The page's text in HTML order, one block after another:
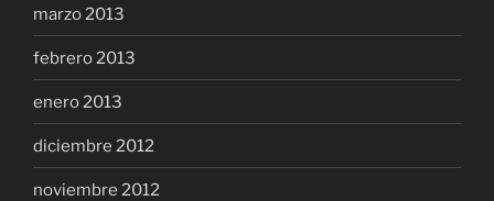
marzo 2013
febrero 2013
enero 2013
diciembre 2012
noviembre 2012